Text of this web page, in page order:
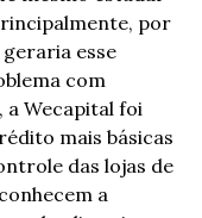
por
esse
com
a Wecapital foi
mais básicas
das lojas de
a